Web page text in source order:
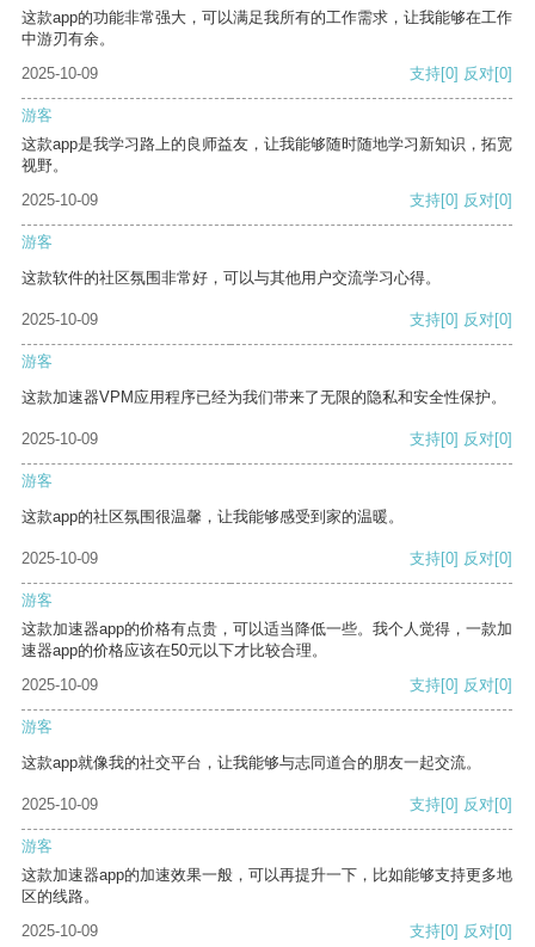
这款app的功能非常强大，可以满足我所有的工作需求，让我能够在工作
中游刃有余。
2025-10-09
支持[0] 反对[0]
游客
这款app是我学习路上的良师益友，让我能够随时随地学习新知识，拓宽
视野。
2025-10-09
支持[0] 反对[0]
游客
这款软件的社区氛围非常好，可以与其他用户交流学习心得。
2025-10-09 支持[0] 反对[0]
游客
这款加速器VPM应用程序已经为我们带来了无限的隐私和安全性保护。
2025-10-09 支持[0] 反对[0]
游客
这款app的社区氛围很温馨，让我能够感受到家的温暖。
2025-10-09 支持[0] 反对[0]
游客
这款加速器app的价格有点贵，可以适当降低一些。我个人觉得，一款加
速器app的价格应该在50元以下才比较合理。
2025-10-09
支持[0] 反对[0]
游客
这款app就像我的社交平台，让我能够与志同道合的朋友一起交流。
2025-10-09 支持[0] 反对[0]
游客
这款加速器app的加速效果一般，可以再提升一下，比如能够支持更多地
区的线路。
2025-10-09
支持[0] 反对[0]